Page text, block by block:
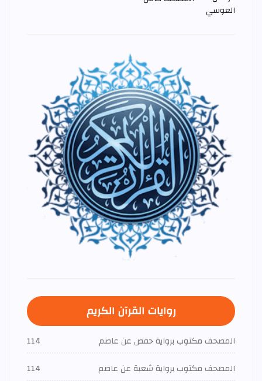
روايات القرآن الكريم
المصحف مكتوب برواية حفص عن عاصم
114
المصحف مكتوب برواية شعبة عن عاصم
114